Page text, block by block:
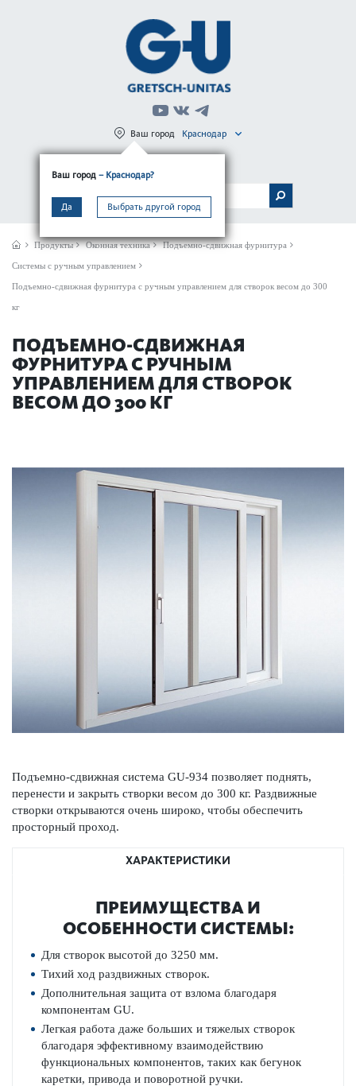
Ваш город – Краснодар?
Да Выбрать другой город
Ваш город Краснодар
МЕНЮ
Продукты Оконная техника Подъемно-сдвижная фурнитура
Системы с ручным управлением
Подъемно-сдвижная фурнитура с ручным управлением для створок весом до 300
кг
ПОДЪЕМНО-СДВИЖНАЯ
ФУРНИТУРА С РУЧНЫМ
УПРАВЛЕНИЕМ ДЛЯ СТВОРОК
ВЕСОМ ДО 300 КГ
Подъемно-сдвижная система GU-934 позволяет поднять,
перенести и закрыть створки весом до 300 кг. Раздвижные
створки открываются очень широко, чтобы обеспечить
просторный проход.
ХАРАКТЕРИСТИКИ
ПРЕИМУЩЕСТВА И
ОСОБЕННОСТИ СИСТЕМЫ:
Для створок высотой до 3250 мм.
Тихий ход раздвижных створок.
Дополнительная защита от взлома благодаря
компонентам GU.
Легкая работа даже больших и тяжелых створок
благодаря эффективному взаимодействию
функциональных компонентов, таких как бегунок
каретки, привода и поворотной ручки.